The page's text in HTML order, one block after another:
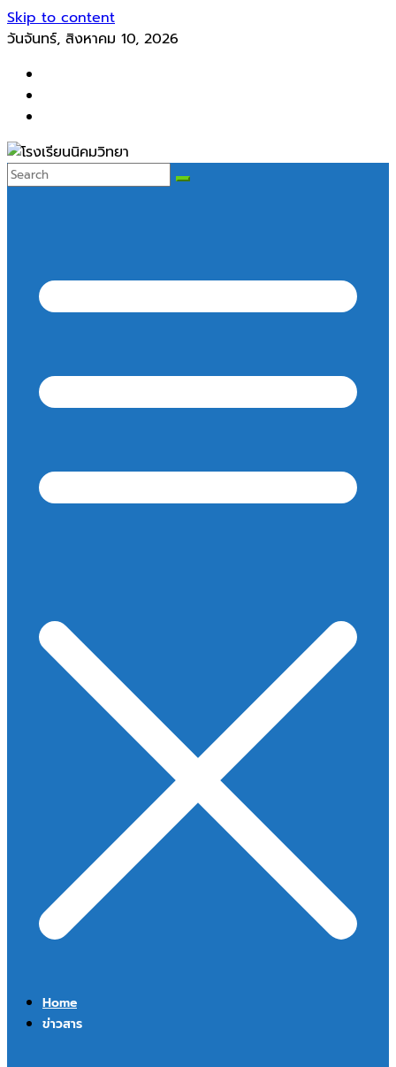
Skip to content
วันจันทร์, สิงหาคม 10, 2026
Home
ข่าวสาร